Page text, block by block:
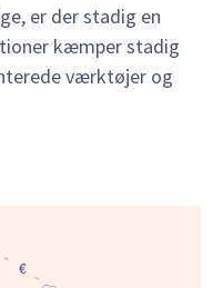
er der stadig en
kæmper stadig
værktøjer og